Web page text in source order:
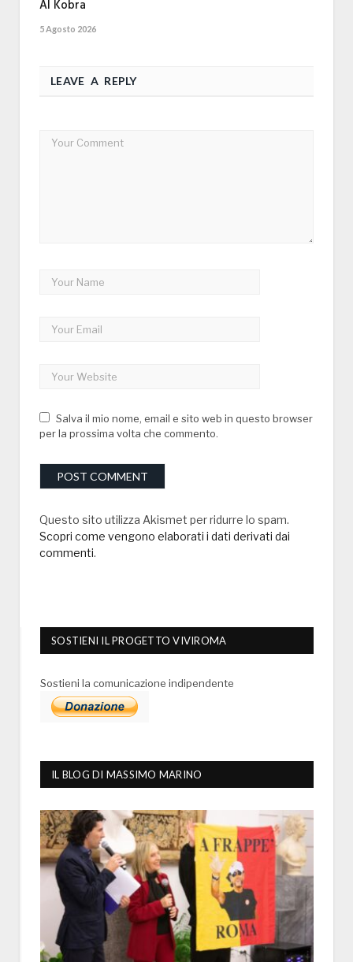
Al Kobra
5 Agosto 2026
LEAVE A REPLY
Salva il mio nome, email e sito web in questo browser
per la prossima volta che commento.
Questo sito utilizza Akismet per ridurre lo spam.
Scopri come vengono elaborati i dati derivati dai
commenti.
SOSTIENI IL PROGETTO VIVIROMA
Sostieni la comunicazione indipendente
IL BLOG DI MASSIMO MARINO